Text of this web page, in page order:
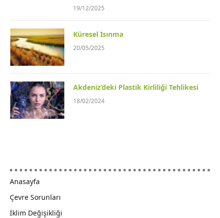
19/12/2025
Küresel Isınma
20/05/2025
Akdeniz’deki Plastik Kirliliği Tehlikesi
18/02/2024
Anasayfa
Çevre Sorunları
İklim Değişikliği